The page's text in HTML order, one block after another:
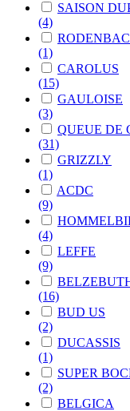
SAISON
(4)
(1)
CAROLUS
(15)
GAULOISE
(3)
QUEUE DE
(31)
GRIZZLY
(1)
ACDC
(9)
(4)
LEFFE
(9)
(16)
BUD US
(2)
DUCASSIS
(1)
SUPER
(2)
BELGICA